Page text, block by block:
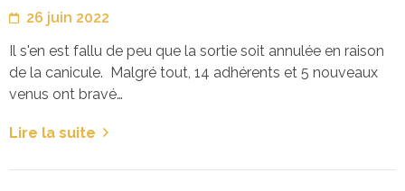
26 juin 2022
Il s'en est fallu de peu que la sortie soit annulée en raison
de la canicule. Malgré tout, 14 adhérents et 5 nouveaux
venus ont bravé…
Lire la suite